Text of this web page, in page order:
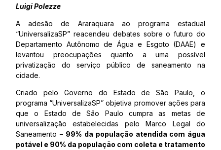
Luigi Polezze
A adesão de Araraquara ao programa estadual
“UniversalizaSP” reacendeu debates sobre o futuro do
Departamento Autônomo de Água e Esgoto (DAAE) e
levantou preocupações quanto a uma possível
privatização do serviço público de saneamento na
cidade.
Criado pelo Governo do Estado de São Paulo, o
programa “UniversalizaSP” objetiva promover ações para
que o Estado de São Paulo cumpra as metas de
universalização estabelecidas pelo Marco Legal do
Saneamento – 99% da população atendida com água
potável e 90% da população com coleta e tratamento